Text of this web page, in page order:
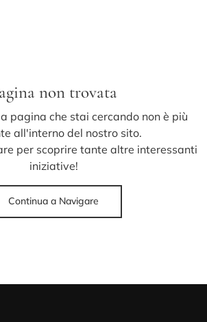
non trovata
pagina che stai cercando non è più
all'interno del nostro sito.
per scoprire tante altre interessanti
iniziative!
Continua a Navigare